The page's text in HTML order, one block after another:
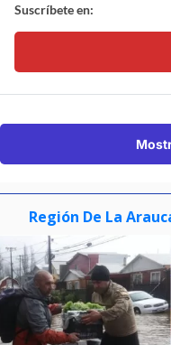
Suscríbete en:
Región De La